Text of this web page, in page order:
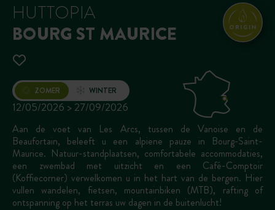
HUTTOPIA
BOURG ST MAURICE
Opening
12/05/2026 > 27/09/2026
WINTER
ZOMER
Aan de voet van Les Arcs, tussen de Vanoise en de
Beaufortain, beleeft u een alpiene pauze in Bourg-Saint-
Maurice. Natuur-standplaatsen, comfortabele accommodaties,
een zwembad met uitzicht en een Café-Comptoir
(Koffiecorner) verwelkomen u in het hart van de bergen. Hier
vullen wandelen, fietsen, mountainbiken (MTB), rafting of
ontspanning op het terras uw dagen in de buitenlucht!